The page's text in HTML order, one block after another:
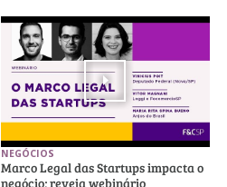
NEGÓCIOS
Marco Legal das Startups impacta o
negócio; reveja webinário